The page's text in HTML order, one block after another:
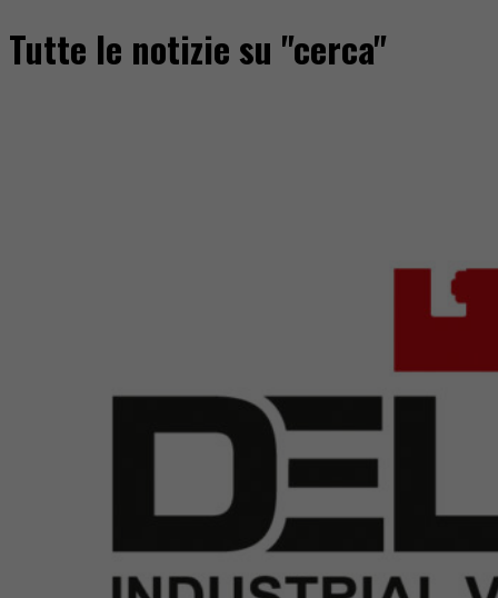
Tutte le notizie su "cerca"